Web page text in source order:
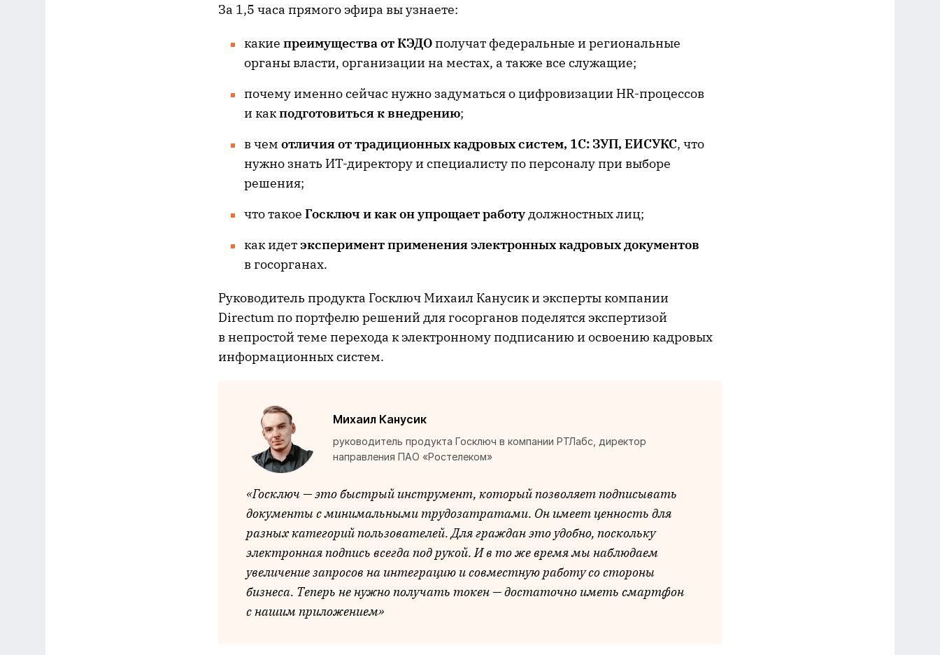
За 1,5 часа прямого эфира вы узнаете:
какие преимущества от КЭДОполучат федеральные и региональные
органы власти, организации на местах, а также все служащие;
почему именно сейчас нужно задуматься о цифровизации HR-процессов
и какподготовиться к внедрению;
в чем отличия от традиционных кадровых систем, 1С: ЗУП, ЕИСУКС, что
нужно знать ИТ-директору и специалисту по персоналу при выборе
решения;
что такое Госключ и как он упрощает работудолжностных лиц;
как идетэксперимент применения электронных кадровых документов
в госорганах.
Руководитель продукта Госключ Михаил Канусик и эксперты компании
Directum по портфелю решений для госорганов поделятся экспертизой
в непростой теме перехода к электронному подписанию и освоению кадровых
информационных систем.
Михаил Канусик
руководитель продукта Госключ в компании РТЛабс, директор
направления ПАО «Ростелеком»
«Госключ — это быстрый инструмент, который позволяет подписывать
документы с минимальными трудозатратами. Он имеет ценность для
разных категорий пользователей. Для граждан это удобно, поскольку
электронная подпись всегда под рукой. И в то же время мы наблюдаем
увеличение запросов на интеграцию и совместную работу со стороны
бизнеса. Теперь не нужно получать токен — достаточно иметь смартфон
с нашим приложением»